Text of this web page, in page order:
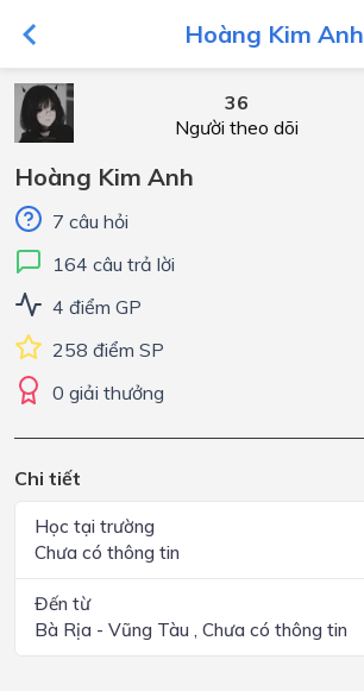
Hoàng Kim Anh
36
Người theo dõi
Hoàng Kim Anh
7 câu hỏi
164 câu trả lời
4 điểm GP
258 điểm SP
0 giải thưởng
Chi tiết
Học tại trường
Chưa có thông tin
Đến từ
Bà Rịa - Vũng Tàu , Chưa có thông tin